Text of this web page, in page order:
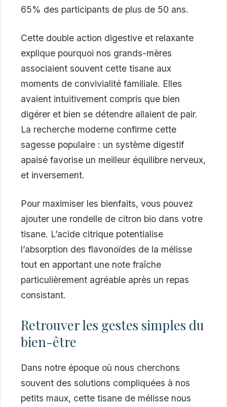
65% des participants de plus de 50 ans.
Cette double action digestive et relaxante
explique pourquoi nos grands-mères
associaient souvent cette tisane aux
moments de convivialité familiale. Elles
avaient intuitivement compris que bien
digérer et bien se détendre allaient de pair.
La recherche moderne confirme cette
sagesse populaire : un système digestif
apaisé favorise un meilleur équilibre nerveux,
et inversement.
Pour maximiser les bienfaits, vous pouvez
ajouter une rondelle de citron bio dans votre
tisane. L’acide citrique potentialise
l’absorption des flavonoïdes de la mélisse
tout en apportant une note fraîche
particulièrement agréable après un repas
consistant.
Retrouver les gestes simples du
bien-être
Dans notre époque où nous cherchons
souvent des solutions compliquées à nos
petits maux, cette tisane de mélisse nous